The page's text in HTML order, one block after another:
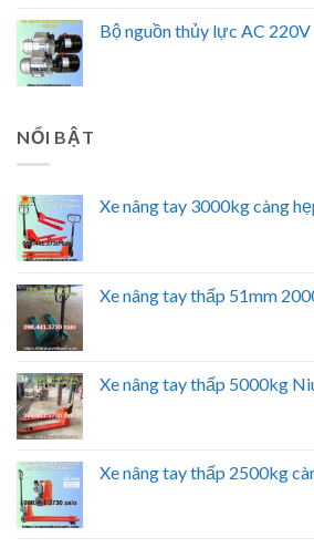
Bộ nguồn thủy lực AC
NỔI BẬT
Xe nâng tay 3000kg càng
Xe nâng tay thấp 51mm
Xe nâng tay thấp 5000kg
Xe nâng tay thấp 2500kg